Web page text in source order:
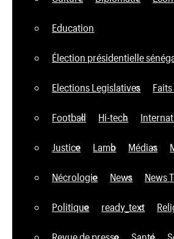
Education
Élection présidentielle
Elections Legislatives
Football Hi-tech
Justice Lamb Médias
Nécrologie News News
Politique ready_text